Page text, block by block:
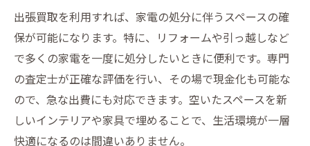
出張買取を利用すれば、家電の処分に伴うスペースの確
保が可能になります。特に、リフォームや引っ越しなど
で多くの家電を一度に処分したいときに便利です。専門
の査定士が正確な評価を行い、その場で現金化も可能な
ので、急な出費にも対応できます。空いたスペースを新
しいインテリアや家具で埋めることで、生活環境が一層
快適になるのは間違いありません。